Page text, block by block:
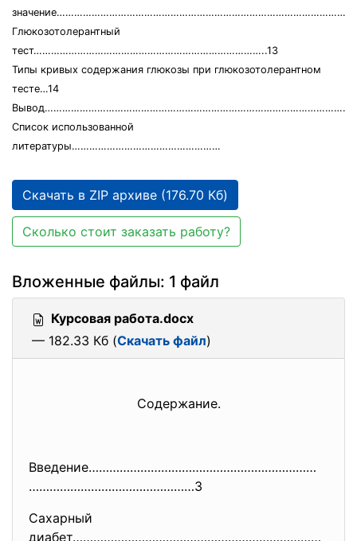
Глюкозотолерантный
тест……………………………………………………………………..13
Типы кривых содержания глюкозы при глюкозотолерантном
тесте…14
Список использованной
литературы……………………………………………
Скачать в ZIP архиве (176.70 Кб)
Сколько стоит заказать работу?
Вложенные файлы: 1 файл
Курсовая работа.docx
— 182.33 Кб (Скачать файл)
Содержание.
Введение…………………………………………………………
…………………………………………3
Сахарный
диабет………………………………………………………………